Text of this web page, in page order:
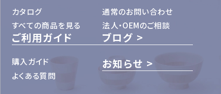
カタログ
すべての商品を見る
通常のお問い合わせ
法人・OEMのご相談
ご利用ガイド
購入ガイド
よくある質問
ブログ
お知らせ